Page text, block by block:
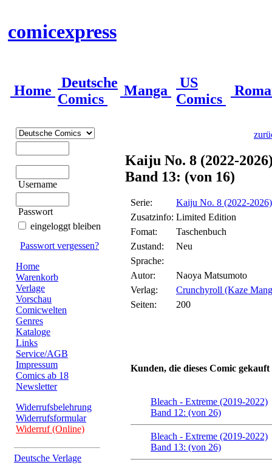
comicexpress
Home
Deutsche
Comics
Manga
US
Comics
Username
Passwort
eingeloggt bleiben
Passwort vergessen?
Home
Warenkorb
Verlage
Vorschau
Comicwelten
Genres
Kataloge
Links
Service/AGB
Impressum
Comics ab 18
Newsletter
Widerrufsbelehrung
Widerrufsformular
Widerruf (Online)
Deutsche Verlage
Kaiju No. 8 (2022-
Band 13: (von 16)
Serie:
Kaiju No. 8 (2022-2026)
Zusatzinfo: Limited Edition
Fomat:
Taschenbuch
Zustand:
Neu
Sprache:
Autor:
Naoya Matsumoto
Verlag:
Crunchyroll (Kaze
Seiten:
200
Kunden, die dieses Comic
Bleach - Extreme (2019-2022)
Band 12: (von 26)
Bleach - Extreme (2019-2022)
Band 13: (von 26)